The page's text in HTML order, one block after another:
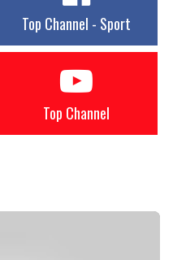
Top Channel - Sport
Top Channel